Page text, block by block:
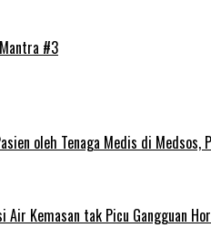
#3
oleh Tenaga Medis di Medsos,
Air Kemasan tak Picu Gangguan